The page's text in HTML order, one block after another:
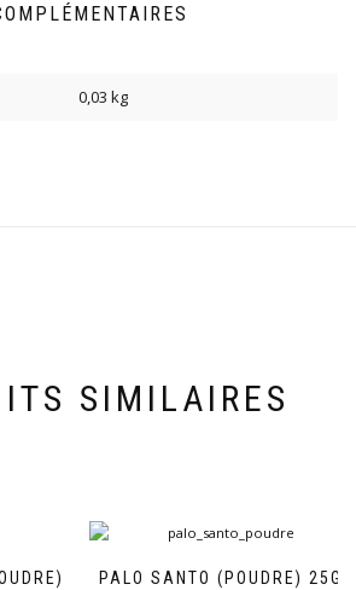
0,03 kg
SIMILAIRES
PALO SANTO (POUDRE) 25G